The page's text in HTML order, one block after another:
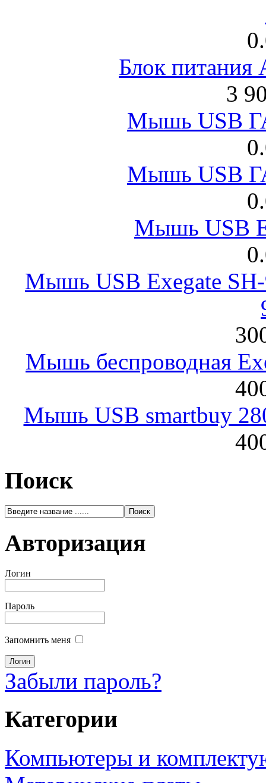
Блок питания
3
Мышь USB
Мышь USB
Мышь USB
Мышь USB Exegate
Мышь беспроводная
Мышь USB smartbuy
Поиск
Авторизация
Логин
Пароль
Запомнить меня
Забыли пароль?
Категории
Компьютеры и